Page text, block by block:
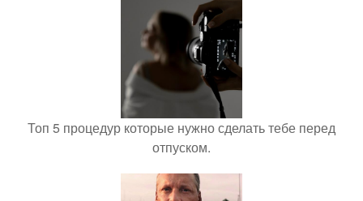
Топ 5 процедур которые нужно сделать тебе перед
отпуском.